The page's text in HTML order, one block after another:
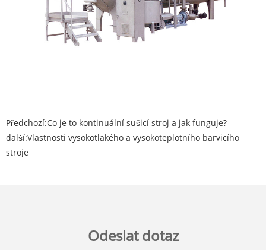
Předchozí:Co je to kontinuální sušicí stroj a jak funguje?
další:Vlastnosti vysokotlakého a vysokoteplotního barvicího
stroje
Odeslat dotaz